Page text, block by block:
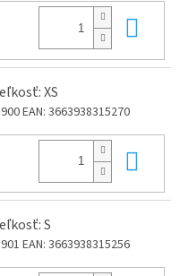
XS
EAN: 3663938315270
S
EAN: 3663938315256